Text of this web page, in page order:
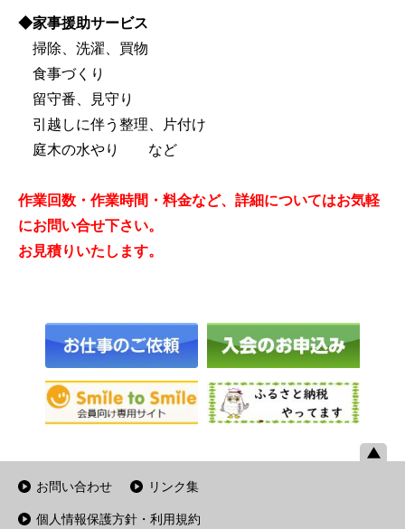
◆家事援助サービス
掃除、洗濯、買物
食事づくり
留守番、見守り
引越しに伴う整理、片付け
庭木の水やり など
作業回数・作業時間・料金など、詳細についてはお気軽
にお問い合せ下さい。
お見積りいたします。
お問い合わせ リンク集
個人情報保護方針・利用規約